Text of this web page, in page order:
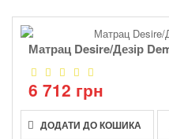
Матрац Desire/Дезір
6 712 грн
ДОДАТИ ДО КОШИКА